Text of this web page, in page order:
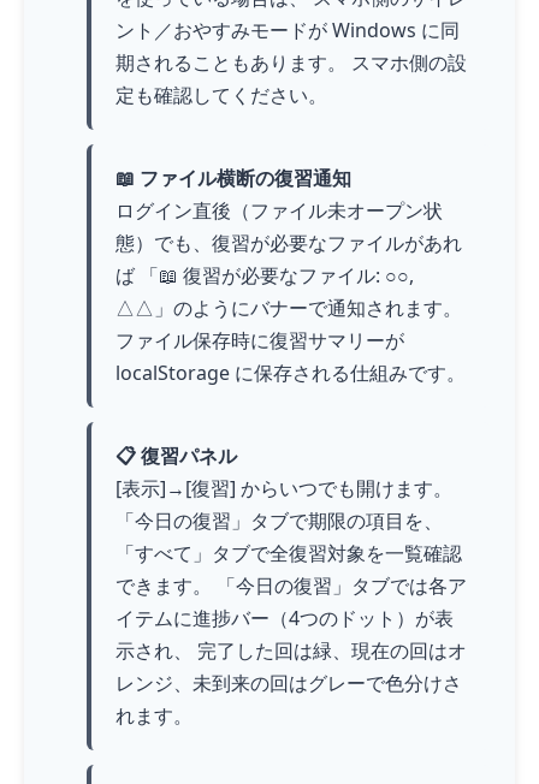
ント／おやすみモードが Windows に同
期されることもあります。 スマホ側の設
定も確認してください。
📖 ファイル横断の復習通知
ログイン直後（ファイル未オープン状
態）でも、復習が必要なファイルがあれ
ば 「📖 復習が必要なファイル: ○○,
△△」のようにバナーで通知されます。
ファイル保存時に復習サマリーが
localStorage に保存される仕組みです。
📋 復習パネル
[表示]→[復習] からいつでも開けます。
「今日の復習」タブで期限の項目を、
「すべて」タブで全復習対象を一覧確認
できます。 「今日の復習」タブでは各ア
イテムに進捗バー（4つのドット）が表
示され、 完了した回は緑、現在の回はオ
レンジ、未到来の回はグレーで色分けさ
れます。